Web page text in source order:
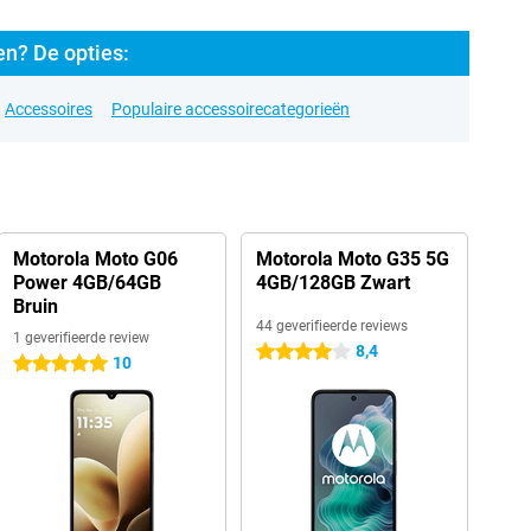
De opties:
Accessoires Populaire accessoirecategorieën
Motorola Moto G06
Power 4GB/64GB
Bruin
1 geverifieerde review
5 sterren 10
Motorola Moto G35 5G
4GB/128GB Zwart
44 geverifieerde reviews
4 sterren 8,4